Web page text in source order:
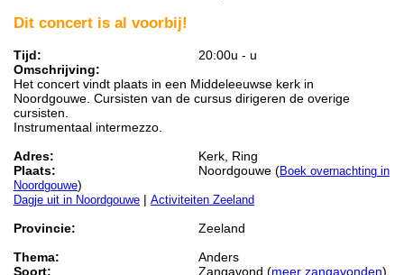
Dit concert is al voorbij!
Tijd:
20:00u - u
Omschrijving:
Het concert vindt plaats in een Middeleeuwse kerk in
Noordgouwe. Cursisten van de cursus dirigeren de overige
cursisten.
Instrumentaal intermezzo.
Adres:
Kerk, Ring
Plaats:
Noordgouwe (Boek overnachting in
Noordgouwe)
Dagje uit in Noordgouwe | Activiteiten Zeeland
Provincie:
Zeeland
Thema:
Anders
Soort:
Zangavond (meer zangavonden)